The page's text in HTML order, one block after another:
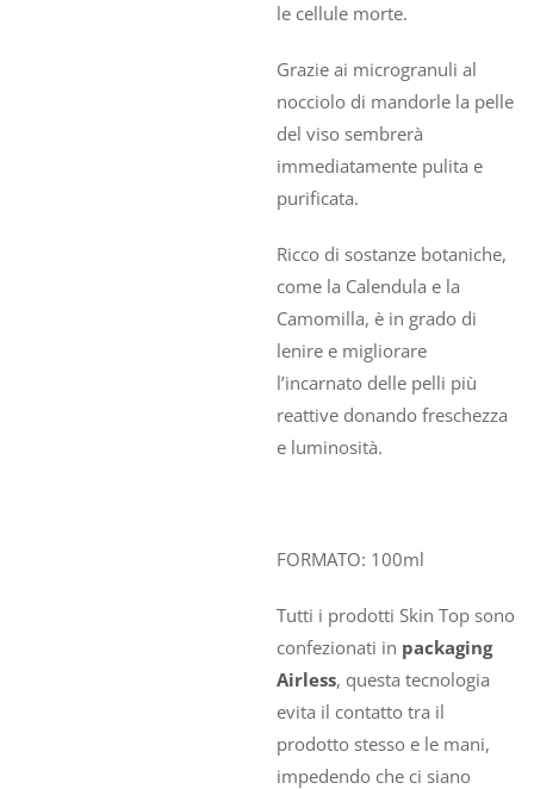
le cellule morte.
Grazie ai microgranuli al
nocciolo di mandorle la pelle
del viso sembrerà
immediatamente pulita e
purificata.
Ricco di sostanze botaniche,
come la Calendula e la
Camomilla, è in grado di
lenire e migliorare
l’incarnato delle pelli più
reattive donando freschezza
e luminosità.
FORMATO: 100ml
Tutti i prodotti Skin Top sono
confezionati in packaging
Airless, questa tecnologia
evita il contatto tra il
prodotto stesso e le mani,
impedendo che ci siano